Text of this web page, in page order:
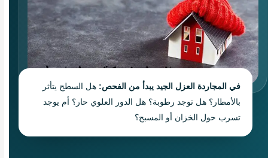
في المجاردة العزل الجيد يبدأ من الفحص: هل السطح يتأثر
بالأمطار؟ هل توجد رطوبة؟ هل الدور العلوي حار؟ أم يوجد
تسرب حول الخزان أو المسبح؟